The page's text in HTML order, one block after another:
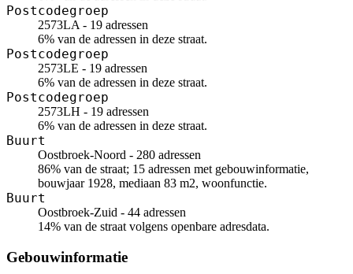
Postcodegroep
2573LA - 19 adressen
6% van de adressen in deze straat.
Postcodegroep
2573LE - 19 adressen
6% van de adressen in deze straat.
Postcodegroep
2573LH - 19 adressen
6% van de adressen in deze straat.
Buurt
Oostbroek-Noord - 280 adressen
86% van de straat; 15 adressen met gebouwinformatie,
bouwjaar 1928, mediaan 83 m2, woonfunctie.
Buurt
Oostbroek-Zuid - 44 adressen
14% van de straat volgens openbare adresdata.
Gebouwinformatie